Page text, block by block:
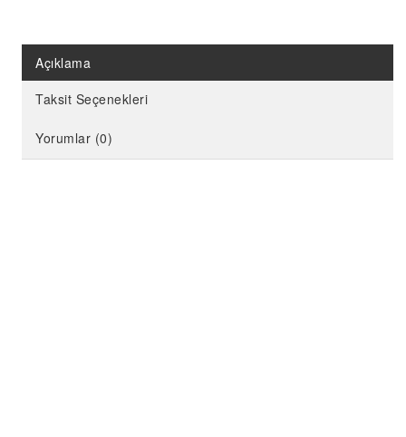
Açıklama
Taksit Seçenekleri
Yorumlar (0)